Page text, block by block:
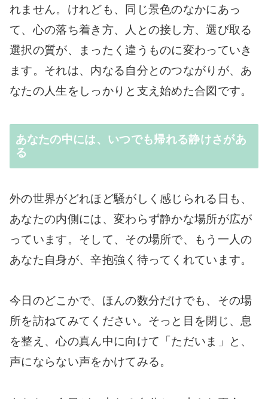
れません。けれども、同じ景色のなかにあっ
て、心の落ち着き方、人との接し方、選び取る
選択の質が、まったく違うものに変わっていき
ます。それは、内なる自分とのつながりが、あ
なたの人生をしっかりと支え始めた合図です。
あなたの中には、いつでも帰れる静けさがあ
る
外の世界がどれほど騒がしく感じられる日も、
あなたの内側には、変わらず静かな場所が広が
っています。そして、その場所で、もう一人の
あなた自身が、辛抱強く待ってくれています。
今日のどこかで、ほんの数分だけでも、その場
所を訪ねてみてください。そっと目を閉じ、息
を整え、心の真ん中に向けて「ただいま」と、
声にならない声をかけてみる。